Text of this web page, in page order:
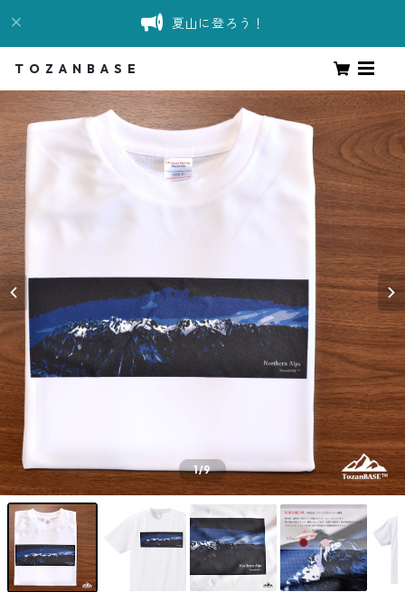
夏山に登ろう！
T O Z A N B A S E
1/9